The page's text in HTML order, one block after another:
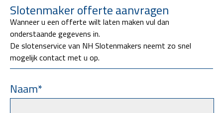
Slotenmaker offerte aanvragen
Wanneer u een offerte wilt laten maken vul dan
onderstaande gegevens in.
De slotenservice van NH Slotenmakers neemt zo snel
mogelijk contact met u op.
Naam*